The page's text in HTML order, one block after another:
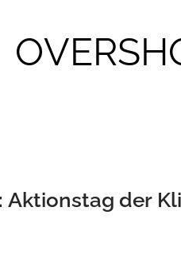
Aktionstag der